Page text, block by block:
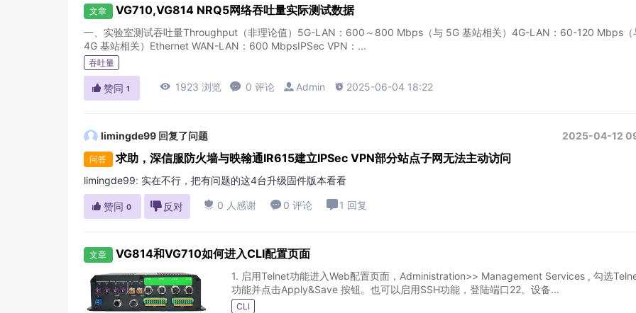
文章 VG710,VG814 NRQ5网络吞吐量实际测试数据
一、实验室测试吞吐量Throughput（非理论值）5G-LAN：600～800 Mbps（与 5G 基站相关）4G-LAN：60-120 Mbps（
4G 基站相关）Ethernet WAN-LAN：600 MbpsIPSec VPN：...
吞吐量
 赞同 1  1923 浏览  0 评论  Admin  2025-06-04 18:22
limingde99 回复了问题 2025-04-12
问答 求助，深信服防火墙与映翰通IR615建立IPSec VPN部分站点子网无法主动访问
limingde99: 实在不行，把有问题的这4台升级固件版本看看
 赞同 0  反对  0 人感谢  0 评论 1 回复
文章 VG814和VG710如何进入CLI配置页面
1. 启用Telnet功能进入Web配置页面，Administration>> Management Services , 勾选
功能并点击Apply&Save 按钮。也可以启用SSH功能，登陆端口22。设备...
CLI